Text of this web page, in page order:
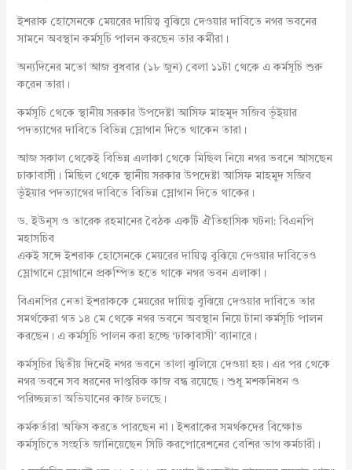
ইশরাক হোসেনকে মেয়রের দায়িত্ব বুঝিয়ে দেওয়ার দাবিতে নগর ভবনের
সামনে অবস্থান কর্মসূচি পালন করছেন তার কর্মীরা।
অন্যদিনের মতো আজ বুধবার (১৮ জুন) বেলা ১১টা থেকে এ কর্মসূচি শুরু
করেন তারা।
কর্মসূচি থেকে স্থানীয় সরকার উপদেষ্টা আসিফ মাহমুদ সজিব ভূঁইয়ার
পদত্যাগের দাবিতে বিভিন্ন স্লোগান দিতে থাকেন তারা।
আজ সকাল থেকেই বিভিন্ন এলাকা থেকে মিছিল নিয়ে নগর ভবনে আসছেন
ঢাকাবাসী। মিছিল থেকে স্থানীয় সরকার উপদেষ্টা আসিফ মাহমুদ সজিব
ভূঁইয়ার পদত্যাগের দাবিতে বিভিন্ন স্লোগান দিতে থাকের।
ড. ইউনূস ও তারেক রহমানের বৈঠক একটি ঐতিহাসিক ঘটনা: বিএনপি
মহাসচিব
একই সঙ্গে ইশরাক হোসেনকে মেয়রের দায়িত্ব বুঝিয়ে দেওয়ার দাবিতেও
স্লোগানে স্লোগানে প্রকম্পিত হতে থাকে নগর ভবন এলাকা।
বিএনপির নেতা ইশরাককে মেয়রের দায়িত্ব বুঝিয়ে দেওয়ার দাবিতে তার
সমর্থকেরা গত ১৪ মে থেকে নগর ভবনে অবস্থান নিয়ে টানা কর্মসূচি পালন
করছেন। এ কর্মসূচি পালন করা হচ্ছে ‘ঢাকাবাসী’ ব্যানারে।
কর্মসূচির দ্বিতীয় দিনেই নগর ভবনে তালা ঝুলিয়ে দেওয়া হয়। এর পর থেকে
নগর ভবনে সব ধরনের দাপ্তরিক কাজ বন্ধ রয়েছে। শুধু মশকনিধন ও
পরিচ্ছন্নতা অভিযানের কাজ চলছে।
কর্মকর্তারা অফিস করতে পারছেন না। ইশরাকের সমর্থকদের বিক্ষোভ
কর্মসূচিতে সংহতি জানিয়েছেন সিটি করপোরেশনের বেশির ভাগ কর্মচারী।